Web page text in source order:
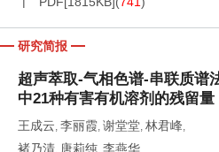
研究简报
超声萃取-气相色谱-串联质谱
中21种有害有机溶剂的残留量
王成云, 李丽霞, 谢堂堂, 林君峰,
褚乃清, 唐莉纯, 李燕华